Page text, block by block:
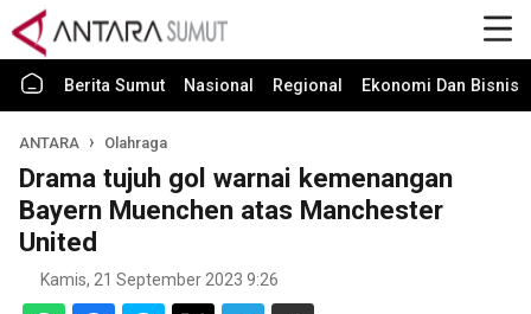
Berita Sumut Nasional Regional Ekonomi Dan Bisnis
ANTARA Olahraga
Drama tujuh gol warnai kemenangan
Bayern Muenchen atas Manchester
United
Kamis, 21 September 2023 9:26